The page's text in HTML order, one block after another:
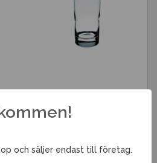
och säljer endast till företag.